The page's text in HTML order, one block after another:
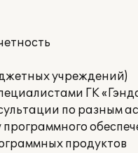
учреждений)
ГК
по разным
продуктов